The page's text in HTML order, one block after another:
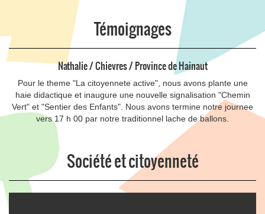
Témoignages
Nathalie / Chievres / Province de Hainaut
Pour le theme "La citoyennete active", nous avons plante une
haie didactique et inaugure une nouvelle signalisation "Chemin
Vert" et "Sentier des Enfants". Nous avons termine notre journee
vers 17 h 00 par notre traditionnel lache de ballons.
Société et citoyenneté